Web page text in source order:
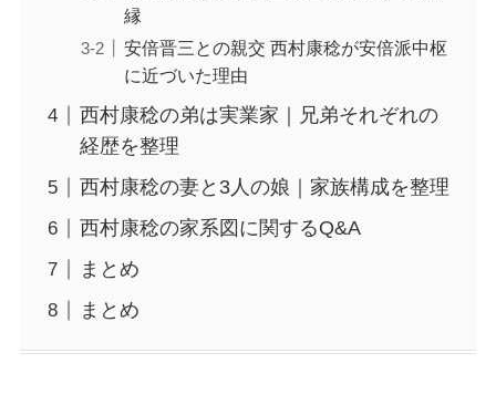
縁
安倍晋三との親交 西村康稔が安倍派中枢
に近づいた理由
西村康稔の弟は実業家｜兄弟それぞれの
経歴を整理
西村康稔の妻と3人の娘｜家族構成を整理
西村康稔の家系図に関するQ&A
まとめ
まとめ